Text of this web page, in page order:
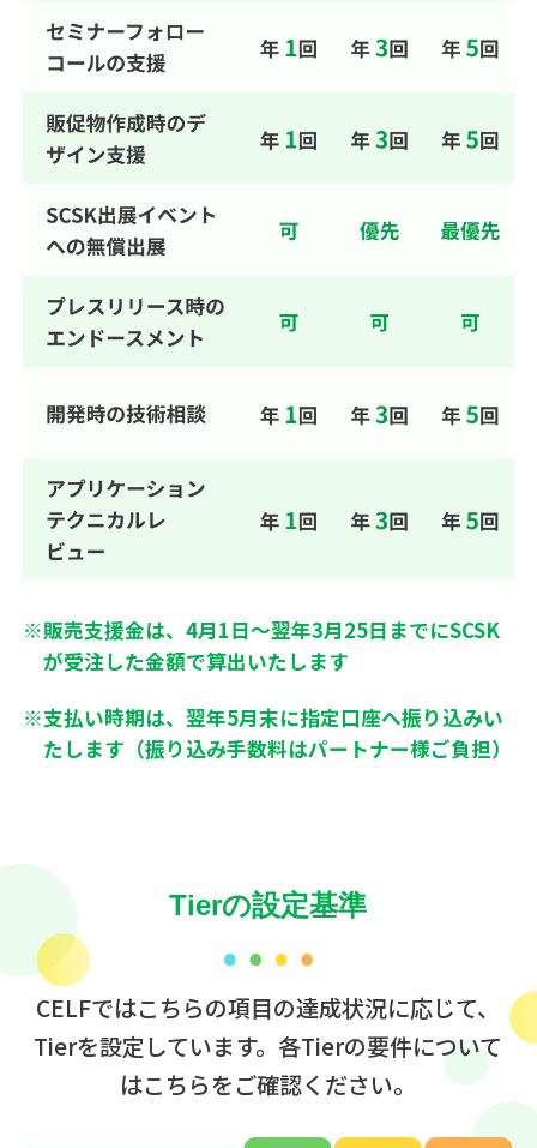
※販売支援金は、4月1日〜翌年3月25日までにSCSK
が受注した金額で算出いたします
※支払い時期は、翌年5月末に指定口座へ振り込みい
たします（振り込み手数料はパートナー様ご負担）
Tierの設定基準
CELFではこちらの項目の達成状況に応じて、
Tierを設定しています。 各Tierの要件について
はこちらをご確認ください。